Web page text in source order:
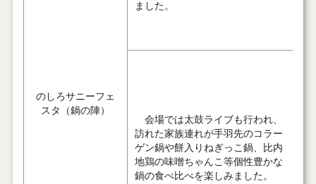
のしろサニーフェ
スタ（鍋の陣）
ました。
会場では太鼓ライブも行われ、
訪れた家族連れが手羽先のコラー
ゲン鍋や餅入りねぎっこ鍋、比内
地鶏の味噌ちゃんこ等個性豊かな
鍋の食べ比べを楽しみました。